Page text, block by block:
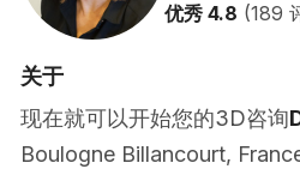
优秀 4.8 (189
关于
现在就可以开始您的3D咨询
Boulogne Billancourt,